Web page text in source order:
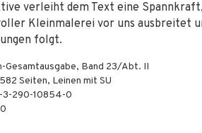
verleiht dem Text eine
Kleinmalerei vor uns ausbreitet
folgt.
Gesamtausgabe, Band 23/Abt. II
Seiten, Leinen mit SU
3-290-10854-0